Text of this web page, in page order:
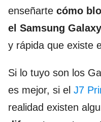
enseñarte cómo
el Samsung
y rápida que existe
Si lo tuyo son los
es mejor, si el J7
realidad existen